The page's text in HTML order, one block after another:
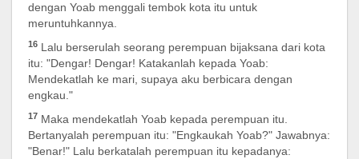
dengan Yoab menggali tembok kota itu untuk
meruntuhkannya.
16 Lalu berserulah seorang perempuan bijaksana dari kota
itu: "Dengar! Dengar! Katakanlah kepada Yoab:
Mendekatlah ke mari, supaya aku berbicara dengan
engkau."
17 Maka mendekatlah Yoab kepada perempuan itu.
Bertanyalah perempuan itu: "Engkaukah Yoab?" Jawabnya:
"Benar!" Lalu berkatalah perempuan itu kepadanya: